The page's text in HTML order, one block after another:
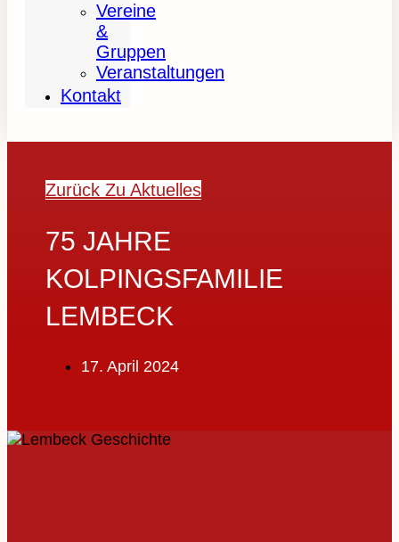
Vereine
&
Gruppen
Veranstaltungen
Kontakt
Zurück Zu Aktuelles
75 JAHRE
KOLPINGSFAMILIE
LEMBECK
17. April 2024